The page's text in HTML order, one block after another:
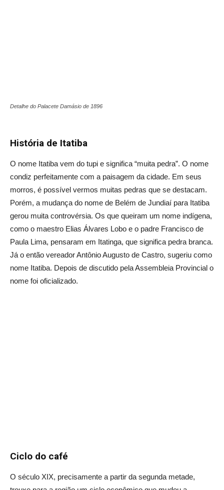
Detalhe do Palacete Damásio de 1896
História de Itatiba
O nome Itatiba vem do tupi e significa “muita pedra”. O nome
condiz perfeitamente com a paisagem da cidade. Em seus
morros, é possível vermos muitas pedras que se destacam.
Porém, a mudança do nome de Belém de Jundiaí para Itatiba
gerou muita controvérsia. Os que queiram um nome indígena,
como o maestro Elias Álvares Lobo e o padre Francisco de
Paula Lima, pensaram em Itatinga, que significa pedra branca.
Já o então vereador Antônio Augusto de Castro, sugeriu como
nome Itatiba. Depois de discutido pela Assembleia Provincial o
nome foi oficializado.
Ciclo do café
O século XIX, precisamente a partir da segunda metade,